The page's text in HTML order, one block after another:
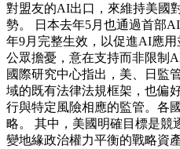
對盟友的AI出口，來維持美國
勢。 日本去年5月也通過首部
年9月完整生效，以促進AI應
公眾擔憂，意在支持而非限制
國際研究中心指出，美、日監
域的既有法律法規框架，也偏
行與特定風險相應的監管。各
略。 其中，美國明確目標是競
變地緣政治權力平衡的戰略資